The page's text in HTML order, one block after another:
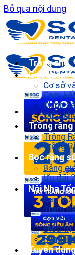
Bỏ qua nội dung
Trang chủ
Giới thiệu
Cơ sở
Cam
Chính
Điều
Trồng răng
Trồng
Trồng
Bọc răng
Bảng
Ưu đãi
Nội Nha
Cạo Vôi
Trám
Tẩy
Điều trị
Răng
Tuyển dụng